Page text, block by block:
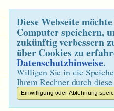
Diese Webseite
Computer speichern,
zukünftig verbessern
über Cookies zu
Datenschutzhinweise.
Willigen Sie in die
Ihrem Rechner durch